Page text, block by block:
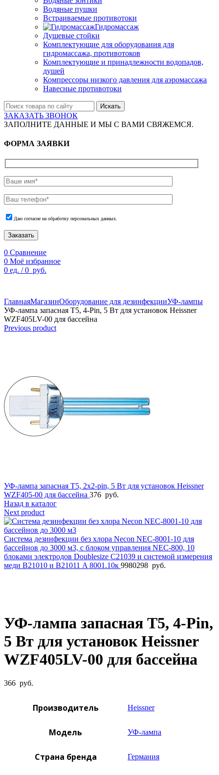
Водяные пушки
Встраиваемые противотоки
Гидромассаж
Душевые стойки
Комплектующие для оборудования для
гидромассажа, противотоков
Комплектующие и принадлежности водопадов,
душей
Компрессоры низкого давления для аэромассажа
Навесные противотоки
Искать
ЗАКАЗАТЬ ЗВОНОК
ЗАПОЛНИТЕ ДАННЫЕ И МЫ С ВАМИ СВЯЖЕМСЯ.
ФОРМА ЗАЯВКИ
Даю согласие на обработку персональных данных.
Заказать
0 Сравнение
0 Моё избранное
0 ед. / 0 руб.
ГлавнаяМагазинОборудование для дезинфекцииУФ-лампы
УФ-лампа запасная T5, 4-Pin, 5 Вт для установок Heissner
WZF405LV-00 для бассейна
Previous product
УФ-лампа запасная T5, 2x2-pin, 5 Вт для установок Heissner
WZF405-00 для бассейна 376 руб.
Назад в каталог
Next product
Система дезинфекции без хлора Necon NEC-8001-10 для
бассейнов до 3000 м3, с блоком управления NEC-800, 10
блоками электродов Doublesize C21039 и системой измерения
меди В21010 и В21011 A 8001.10к 9980298 руб.
УФ-лампа запасная T5, 4-Pin,
5 Вт для установок Heissner
WZF405LV-00 для бассейна
366 руб.
Производитель Heissner
Модель УФ-лампа
Страна бренда Германия